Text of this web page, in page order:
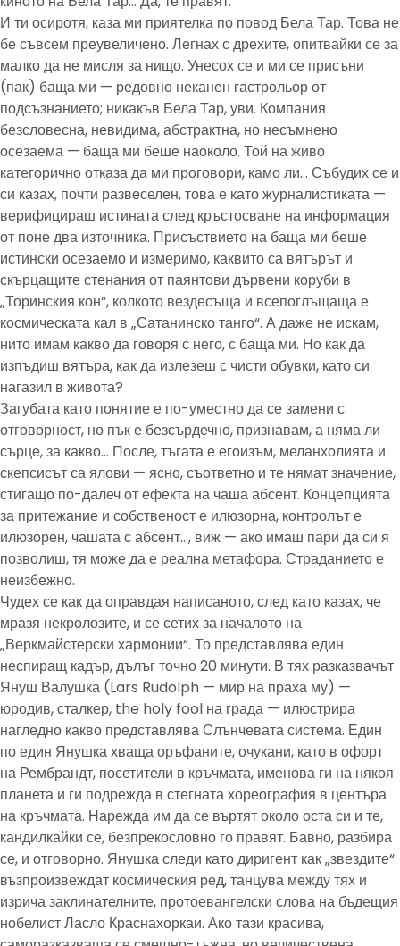
И ти осиротя, каза ми приятелка по повод Бела Тар. Това не
бе съвсем преувеличено. Легнах с дрехите, опитвайки се за
малко да не мисля за нищо. Унесох се и ми се присъни
(пак) баща ми — редовно неканен гастрольор от
подсъзнанието; никакъв Бела Тар, уви. Компания
безсловесна, невидима, абстрактна, но несъмнено
осезаема — баща ми беше наоколо. Той на живо
категорично отказа да ми проговори, камо ли… Събудих се и
си казах, почти развеселен, това е като журналистиката —
верифицираш истината след кръстосване на информация
от поне два източника. Присъствието на баща ми беше
истински осезаемо и измеримо, каквито са вятърът и
скърцащите стенания от паянтови дървени коруби в
„Торинския кон“, колкото вездесъща и всепоглъщаща е
космическата кал в „Сатанинско танго“. А даже не искам,
нито имам какво да говоря с него, с баща ми. Но как да
изпъдиш вятъра, как да излезеш с чисти обувки, като си
нагазил в живота?
Загубата като понятие е по-уместно да се замени с
отговорност, но пък е безсърдечно, признавам, а няма ли
сърце, за какво… После, тъгата е егоизъм, меланхолията и
скепсисът са ялови — ясно, съответно и те нямат значение,
стигащо по-далеч от ефекта на чаша абсент. Концепцията
за притежание и собственост е илюзорна, контролът е
илюзорен, чашата с абсент…, виж — ако имаш пари да си я
позволиш, тя може да е реална метафора. Страданието е
неизбежно.
Чудех се как да оправдая написаното, след като казах, че
мразя некролозите, и се сетих за началото на
„Веркмайстерски хармонии“. То представлява един
неспиращ кадър, дълъг точно 20 минути. В тях разказвачът
Януш Валушка (Lars Rudolph — мир на праха му) —
юродив, сталкер, the holy fool на града — илюстрира
нагледно какво представлява Слънчевата система. Един
по един Янушка хваща оръфаните, очукани, като в офорт
на Рембрандт, посетители в кръчмата, именова ги на някоя
планета и ги подрежда в стегната хореография в центъра
на кръчмата. Нарежда им да се въртят около оста си и те,
кандилкайки се, безпрекословно го правят. Бавно, разбира
се, и отговорно. Янушка следи като диригент как „звездите“
възпроизвеждат космическия ред, танцува между тях и
изрича заклинателните, протоевангелски слова на бъдещия
нобелист Ласло Краснахоркаи. Ако тази красива,